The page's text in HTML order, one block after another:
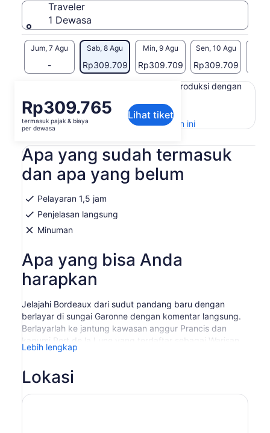
Traveler
1 Dewasa
Jum, 7 Agu
-
Sab, 8 Agu
Rp309.709
Min, 9 Agu
Rp309.709
Sen, 10 Agu
Rp309.709
Harga
Rp309.765
per
Rp309.765
termasuk pajak & biaya
per dewasa
Lihat tiket
Konten di halaman ini mungkin diproduksi dengan
Lihat teks asli (Bahasa Inggris)
Berikan masukan untuk terjemahan iniBuka
tab
baru
Apa yang sudah termasuk
dan apa yang belum
Pelayaran 1,5 jam
Penjelasan langsung
Minuman
Apa yang bisa Anda
harapkan
Jelajahi Bordeaux dari sudut pandang baru dengan
berlayar di sungai Garonne dengan komentar langsung.
Berlayarlah ke jantung kawasan anggur Prancis dan
kagumi Port de la Lune yang terdaftar sebagai Warisan
Dunia UNESCO. Pelajari tentang arsitektur Abad
kapal.
dan temui pemandu dan kelompok Anda yang ramah
Lebih lengkap
Lokasi